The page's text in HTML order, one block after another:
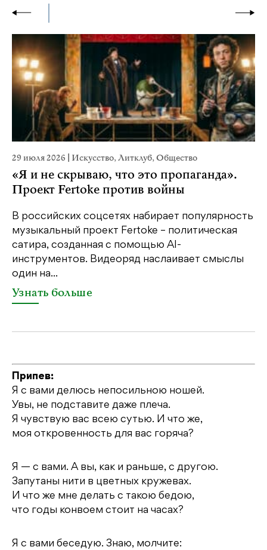
29 июля 2026 Искусство,Литклуб,Общество
«Я и не скрываю, что это пропаганда».
Проект Fertoke против войны
В российских соцсетях набирает популярность
музыкальный проект Fertoke – политическая
сатира, созданная с помощью AI-
инструментов. Видеоряд наслаивает смыслы
один на...
Узнать больше
Припев:
Я с вами делюсь непосильною ношей.
Увы, не подставите даже плеча.
Я чувствую вас всею сутью. И что же,
моя откровенность для вас горяча?
Я — с вами. А вы, как и раньше, с другою.
Запутаны нити в цветных кружевах.
И что же мне делать с такою бедою,
что годы конвоем стоит на часах?
Я с вами беседую. Знаю, молчите: